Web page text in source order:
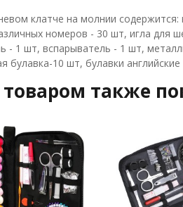
клатче на молнии
номеров - 30 шт, игла для
- 1 шт, вспарыватель - 1 шт,
булавка-10 шт, булавки
товаром также